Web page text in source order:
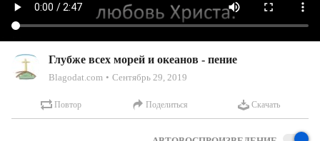
Глубже всех морей и океанов - пение
Blagodat.com Сентябрь 29, 2019
Повтор Поделиться Скачать